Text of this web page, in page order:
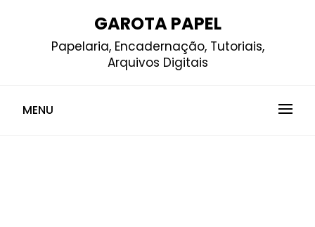
GAROTA PAPEL
Papelaria, Encadernação, Tutoriais,
Arquivos Digitais
MENU